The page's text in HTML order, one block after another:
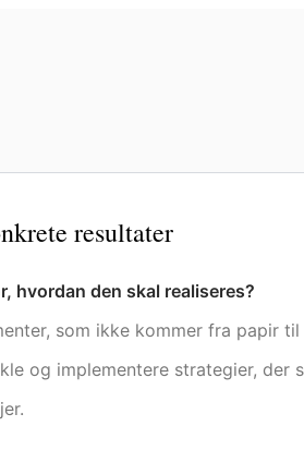
resultater
hvordan den skal realiseres?
som ikke kommer fra papir til
og implementere strategier,